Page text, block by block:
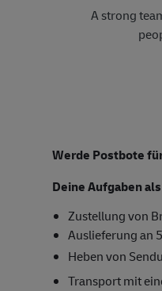
A strong
Werde Postbote
Deine Aufgaben
Zustellung von
Auslieferung an
Heben von
Transport mit